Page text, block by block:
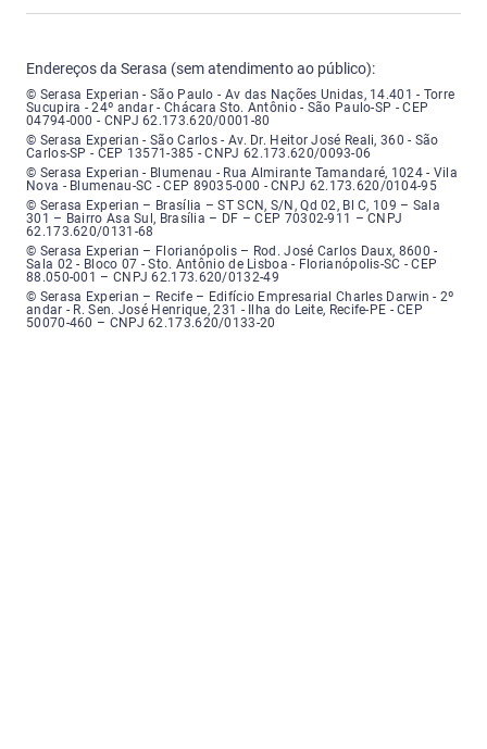
Endereços da Serasa (sem atendimento ao público):
Serasa Experian - São Paulo - Endereço: Avenida das Nações Unidas,
© Serasa Experian - São Paulo - Av das Nações Unidas, 14.401 - Torre
Sucupira - 24º andar - Chácara Sto. Antônio - São Paulo-SP - CEP
04794-000 - CNPJ 62.173.620/0001-80
Serasa Experian - São Carlos - Endereço: Avenida Doutor Heitor José
© Serasa Experian - São Carlos - Av. Dr. Heitor José Reali, 360 - São
Carlos-SP - CEP 13571-385 - CNPJ 62.173.620/0093-06
Serasa Experian - Blumenau - Endereço: Rua Almirante Tamandaré,
© Serasa Experian - Blumenau - Rua Almirante Tamandaré, 1024 - Vila
Nova - Blumenau-SC - CEP 89035-000 - CNPJ 62.173.620/0104-95
Serasa Experian - Brasília, Endereço: Setor Comercial Norte, sem
© Serasa Experian – Brasília – ST SCN, S/N, Qd 02, Bl C, 109 – Sala
301 – Bairro Asa Sul, Brasília – DF – CEP 70302-911 – CNPJ
62.173.620/0131-68
Serasa Experian - Florianópolis, Endereço: Rodovia José Carlos, número
© Serasa Experian – Florianópolis – Rod. José Carlos Daux, 8600 -
Sala 02 - Bloco 07 - Sto. Antônio de Lisboa - Florianópolis-SC - CEP
88.050-001 – CNPJ 62.173.620/0132-49
Serasa Experian - Recife, Endereço: Edifício Empresarial Charles Darwin,
© Serasa Experian – Recife – Edifício Empresarial Charles Darwin - 2º
andar - R. Sen. José Henrique, 231 - Ilha do Leite, Recife-PE - CEP
50070-460 – CNPJ 62.173.620/0133-20